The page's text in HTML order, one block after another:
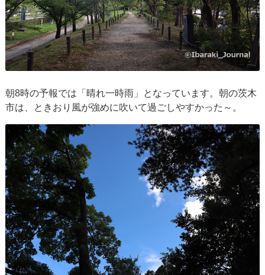
朝8時の予報では「晴れ一時雨」となっています。朝の茨木
市は、ときおり風が強めに吹いて過ごしやすかった～。